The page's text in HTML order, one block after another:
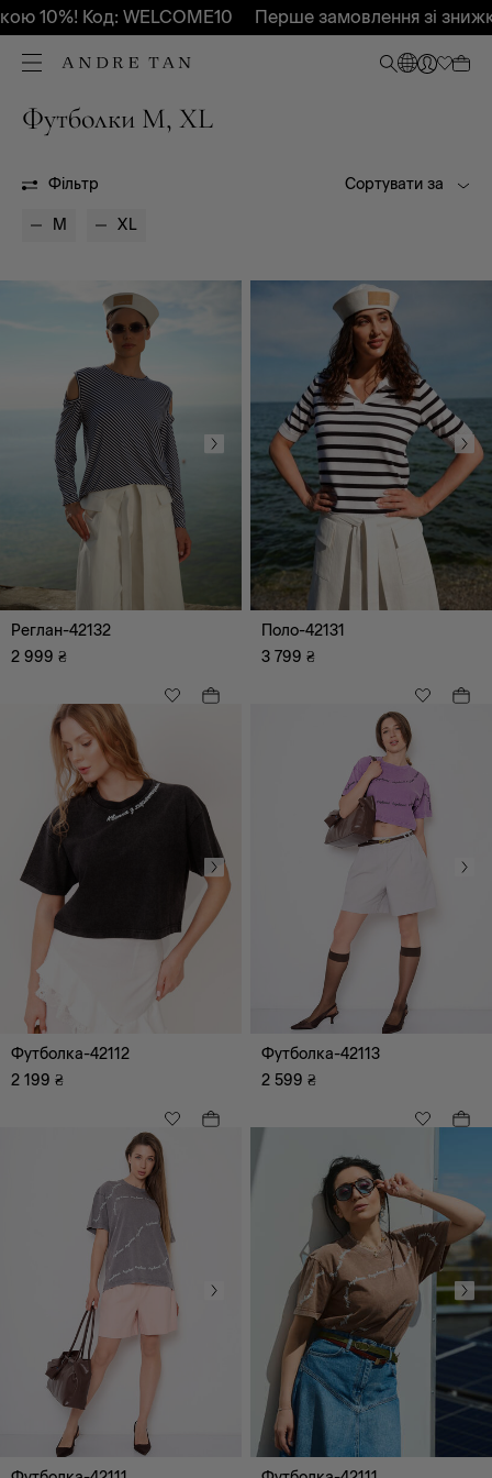
Код: WELCOME10 Перше замовлення зі
Футболки M, XL
Фільтр
Всі
Всі
Верхній одяг
Комбінезони
Майки, топи
Спідниці
Сукні, сарафани
Блузи, туніки, сорочки
Брюки
Сортувати за
M XL
Реглан-42132
2 999 ₴
Поло-42131
3 799 ₴
Футболка-42112
2 199 ₴
Футболка-42113
2 599 ₴